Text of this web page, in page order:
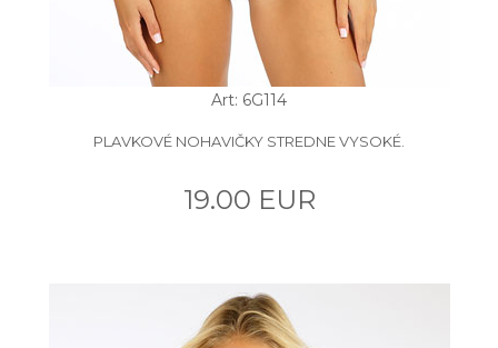
Art: 6G114
PLAVKOVÉ NOHAVIČKY STREDNE VYSOKÉ.
19.00 EUR